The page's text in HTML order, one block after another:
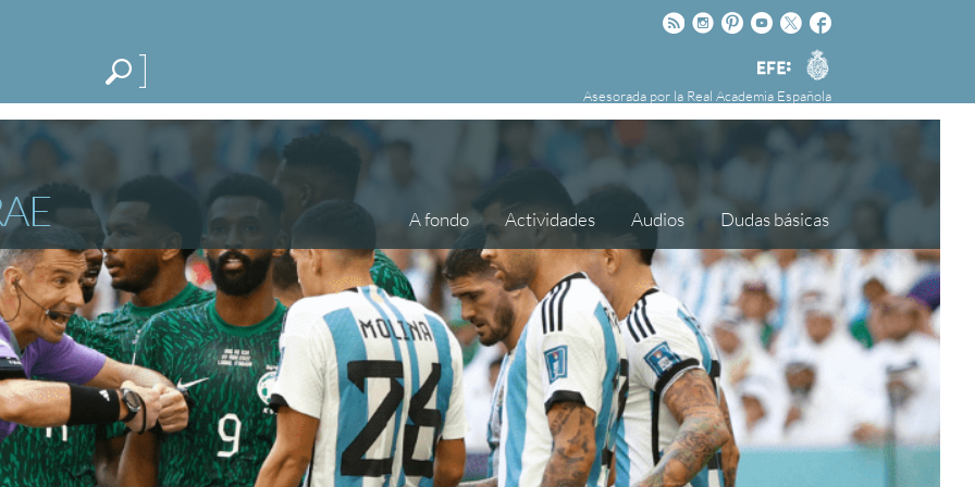
Facebook
Twitter
Youtube
Pinteres
Instagram
Rss
Agencia
EFE
Asesorada por la Real Academia Española
ESPECIALES
FundéuRAE es una fundación patrocinada por
la Agencia Efe y la Real Academia Española,
cuyo objetivo es colaborar con el buen uso del
español en los medios de comunicación y en
Internet.
A fondo Actividades Audios Dudas básicas